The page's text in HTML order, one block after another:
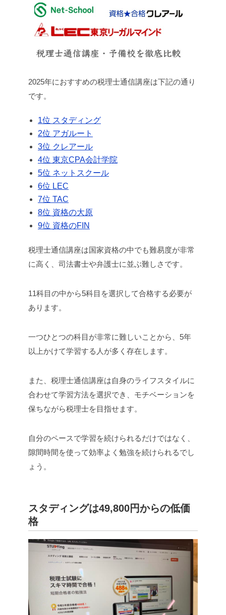
2025年におすすめの税理士通信講座は下記の通り
です。
1位 スタディング
2位 アガルート
3位 クレアール
4位 東京CPA会計学院
5位 ネットスクール
6位 LEC
7位 TAC
8位 資格の大原
9位 資格のFIN
税理士通信講座は国家資格の中でも難易度が非常
に高く、司法書士や弁護士に並ぶ難しさです。
11科目の中から5科目を選択して合格する必要が
あります。
一つひとつの科目が非常に難しいことから、5年
以上かけて学習する人が多く存在します。
また、税理士通信講座は自身のライフスタイルに
合わせて学習方法を選択でき、モチベーションを
保ちながら税理士を目指せます。
自分のペースで学習を続けられるだけではなく、
隙間時間を使って効率よく勉強を続けられるでし
ょう。
スタディングは49,800円からの低価
格